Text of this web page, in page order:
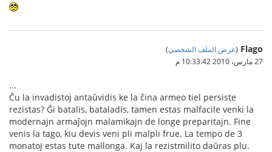
Flago
(عرض الملف الشخصي)
27 مارس، 2010 10:33:42 م
...
Ĉu la invadistoj antaŭvidis ke la ĉina armeo tiel persiste
rezistas? Ĝi batalis, bataladis, tamen estas malfacile venki la
modernajn armaĵojn malamikajn de longe preparitajn. Fine
venis la tago, kiu devis veni pli malpli frue. La tempo de 3
monatoj estas tute mallonga. Kaj la rezistmilito daŭras plu.